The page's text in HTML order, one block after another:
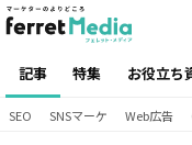
記事 特集 お役立ち
SEO SNSマーケ Web広告